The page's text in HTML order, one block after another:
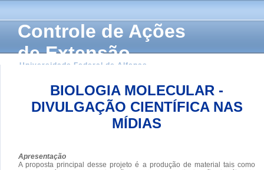
Controle de Ações
de Extensão
Universidade Federal de Alfenas
BIOLOGIA MOLECULAR -
DIVULGAÇÃO CIENTÍFICA NAS
MÍDIAS
Apresentação
A proposta principal desse projeto é a produção de material tais como